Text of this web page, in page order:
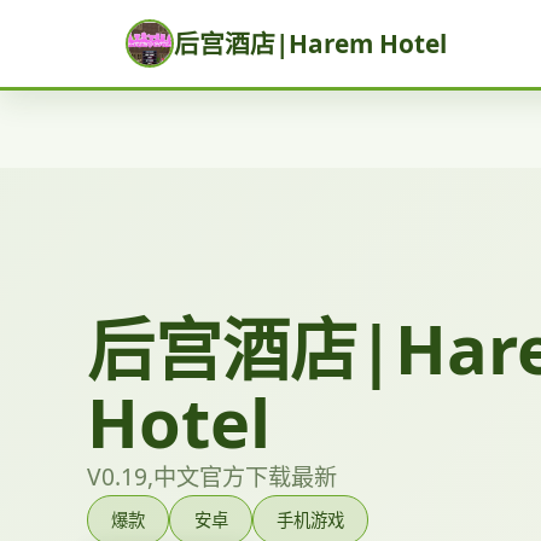
后宫酒店|Harem Hotel
后宫酒店
Hotel
V0.19,中文官方下载最新
爆款 安卓 手机游戏